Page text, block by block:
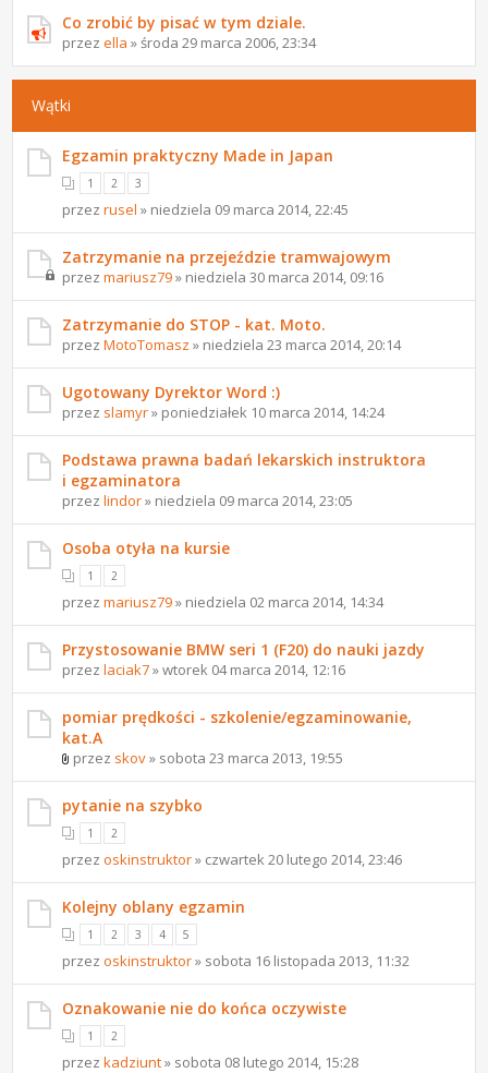
Co zrobić by pisać w tym dziale.
przezella » środa 29 marca 2006, 23:34
Wątki
Egzamin praktyczny Made in Japan
1 2 3
przezrusel » niedziela 09 marca 2014, 22:45
Zatrzymanie na przejeździe tramwajowym
przezmariusz79» niedziela 30 marca 2014, 09:16
Zatrzymanie do STOP - kat. Moto.
przezMotoTomasz » niedziela 23 marca 2014, 20:14
Ugotowany Dyrektor Word :)
przez slamyr» poniedziałek 10 marca 2014, 14:24
Podstawa prawna badań lekarskich instruktora
i egzaminatora
przezlindor» niedziela 09 marca 2014, 23:05
Osoba otyła na kursie
1 2
przezmariusz79» niedziela 02 marca 2014, 14:34
Przystosowanie BMW seri 1 (F20) do nauki jazdy
przezlaciak7» wtorek 04 marca 2014, 12:16
pomiar prędkości - szkolenie/egzaminowanie,
kat.A
przez skov» sobota 23 marca 2013, 19:55
pytanie na szybko
1 2
przezoskinstruktor» czwartek 20 lutego 2014, 23:46
Kolejny oblany egzamin
1 2 3 4 5
przezoskinstruktor» sobota 16 listopada 2013, 11:32
Oznakowanie nie do końca oczywiste
1 2
przezkadziunt» sobota 08 lutego 2014, 15:28